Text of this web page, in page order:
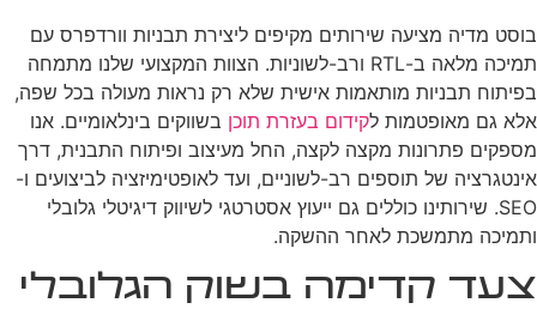
בוסט מדיה מציעה שירותים מקיפים ליצירת תבניות וורדפרס עם
תמיכה מלאה ב-RTL ורב-לשוניות. הצוות המקצועי שלנו מתמחה
בפיתוח תבניות מותאמות אישית שלא רק נראות מעולה בכל שפה,
אלא גם מאופטמות לקידום בעזרת תוכן בשווקים בינלאומיים. אנו
מספקים פתרונות מקצה לקצה, החל מעיצוב ופיתוח התבנית, דרך
אינטגרציה של תוספים רב-לשוניים, ועד לאופטימיזציה לביצועים ו-
SEO. שירותינו כוללים גם ייעוץ אסטרטגי לשיווק דיגיטלי גלובלי
ותמיכה מתמשכת לאחר ההשקה.
צעד קדימה בשוק הגלובלי